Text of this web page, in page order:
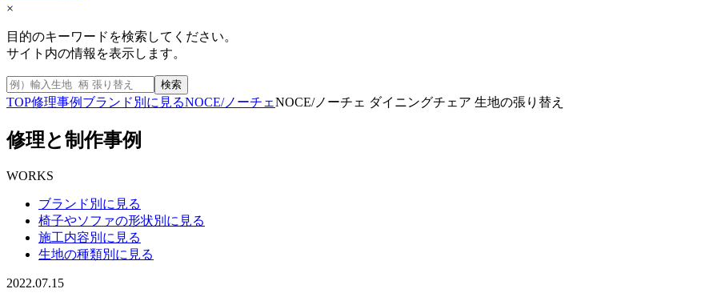
×
目的のキーワードを検索してください。
サイト内の情報を表示します。
検索
TOP修理事例 ブランド別に見るNOCE/ノーチェNOCE/ノーチェ ダイニングチェア 生地の張り替え
修理と制作事例
WORKS
ブランド別に見る
椅子やソファの形状別に見る
施工内容別に見る
生地の種類別に見る
2022.07.15